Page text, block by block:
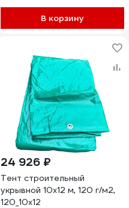
В корзину
24 926 ₽
Тент строительный
укрывной 10х12 м, 120 г/м2,
120_10х12